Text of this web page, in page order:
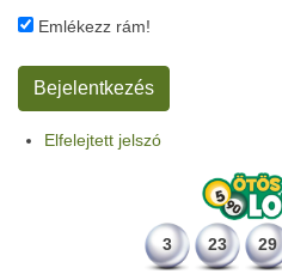
Emlékezz rám!
Elfelejtett jelszó
3 23 29